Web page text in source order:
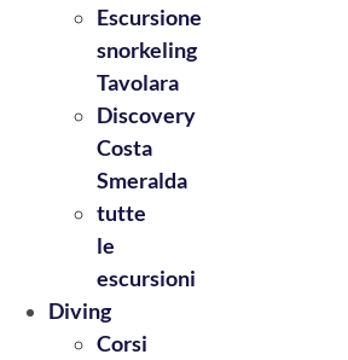
Escursione
snorkeling
Tavolara
Discovery
Costa
Smeralda
tutte
le
escursioni
Diving
Corsi